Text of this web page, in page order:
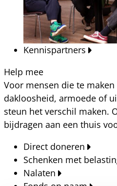
Kennispartners
Help mee
Voor mensen die te
dakloosheid, armoede of
steun het verschil maken.
bijdragen aan een thuis
Direct doneren
Schenken met
Nalaten